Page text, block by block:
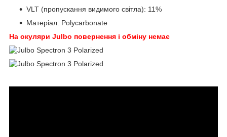
VLT (пропускання видимого світла): 11%
Матеріал: Polycarbonate
На окуляри Julbo повернення і обміну немає